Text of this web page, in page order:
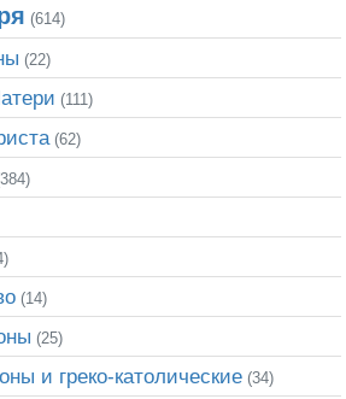
(614)
(22)
(111)
(62)
(14)
(25)
и греко-католические (34)